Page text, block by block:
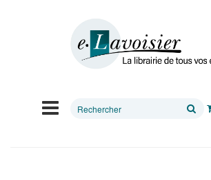
Rechercher